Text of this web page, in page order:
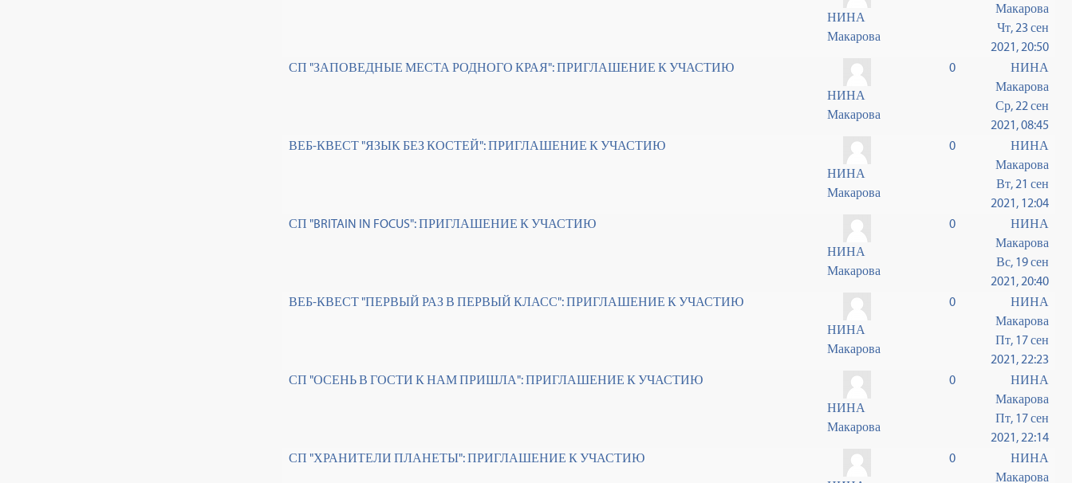
НИНА
Макарова
Макарова
Чт, 23 сен
2021, 20:50
СП "ЗАПОВЕДНЫЕ МЕСТА РОДНОГО КРАЯ": ПРИГЛАШЕНИЕ К УЧАСТИЮ
НИНА
Макарова
0
НИНА
Макарова
Ср, 22 сен
2021, 08:45
ВЕБ-КВЕСТ "ЯЗЫК БЕЗ КОСТЕЙ": ПРИГЛАШЕНИЕ К УЧАСТИЮ
НИНА
Макарова
0
НИНА
Макарова
Вт, 21 сен
2021, 12:04
СП "BRITAIN IN FOCUS": ПРИГЛАШЕНИЕ К УЧАСТИЮ
НИНА
Макарова
0
НИНА
Макарова
Вс, 19 сен
2021, 20:40
ВЕБ-КВЕСТ "ПЕРВЫЙ РАЗ В ПЕРВЫЙ КЛАСС": ПРИГЛАШЕНИЕ К УЧАСТИЮ
НИНА
Макарова
0
НИНА
Макарова
Пт, 17 сен
2021, 22:23
СП "ОСЕНЬ В ГОСТИ К НАМ ПРИШЛА": ПРИГЛАШЕНИЕ К УЧАСТИЮ
НИНА
Макарова
0
НИНА
Макарова
Пт, 17 сен
2021, 22:14
СП "ХРАНИТЕЛИ ПЛАНЕТЫ": ПРИГЛАШЕНИЕ К УЧАСТИЮ
0
НИНА
Макарова